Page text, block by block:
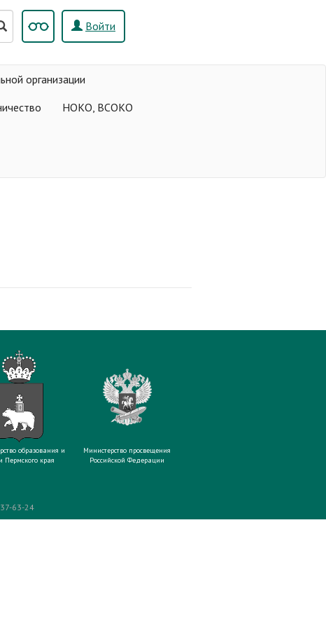
Войти
организации
НОКО, ВСОКО
образования и
Пермского края
Министерство просвещения
Российской Федерации
63-24